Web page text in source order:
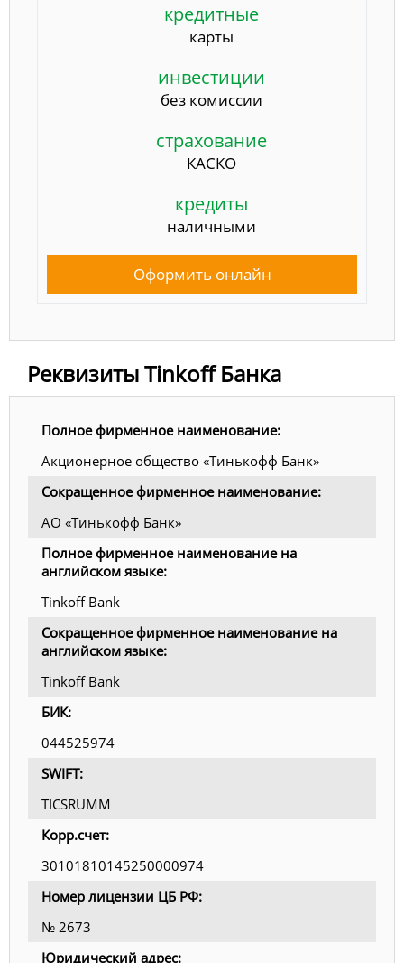
кредитные
карты
инвестиции
без комиссии
страхование
КАСКО
кредиты
наличными
Оформить онлайн
Реквизиты Tinkoff Банка
Полное фирменное наименование:
Акционерное общество «Тинькофф Банк»
Сокращенное фирменное наименование:
АО «Тинькофф Банк»
Полное фирменное наименование на
английском языке:
Tinkoff Bank
Сокращенное фирменное наименование на
английском языке:
Tinkoff Bank
БИК:
044525974
SWIFT:
TICSRUMM
Корр.счет:
30101810145250000974
Номер лицензии ЦБ РФ:
№ 2673
Юридический адрес: